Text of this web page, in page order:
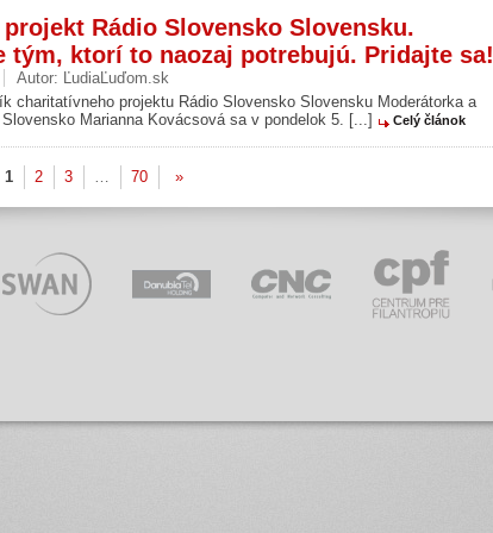
Rádio Slovensko Slovensku.
tým, ktorí to naozaj potrebujú. Pridajte sa!
Autor: ĽudiaĽuďom.sk
charitatívneho projektu Rádio Slovensko Slovensku Moderátorka a
Marianna Kovácsová sa v pondelok 5. [...]
Celý článok
1 2 3 … 70 »